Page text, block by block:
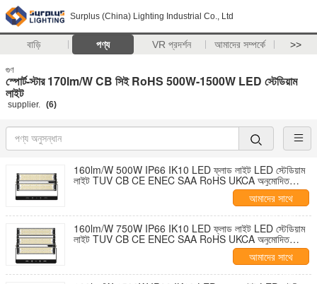
Surplus (China) Lighting Industrial Co., Ltd
বাড়ি পণ্য VR প্রদর্শন আমাদের সম্পর্কে >>
গুণ
স্পোর্ট-স্টার 170lm/W CB সিই RoHS 500W-1500W LED স্টেডিয়াম
লাইট
supplier. (6)
160lm/W 500W IP66 IK10 LED ফ্লাড লাইট LED স্টেডিয়াম
লাইট TUV CB CE ENEC SAA RoHS UKCA অনুমোদিত
আমাদের সাথে
যোগাযোগ করুন
160lm/W 750W IP66 IK10 LED ফ্লাড লাইট LED স্টেডিয়াম
লাইট TUV CB CE ENEC SAA RoHS UKCA অনুমোদিত
আমাদের সাথে
যোগাযোগ করুন